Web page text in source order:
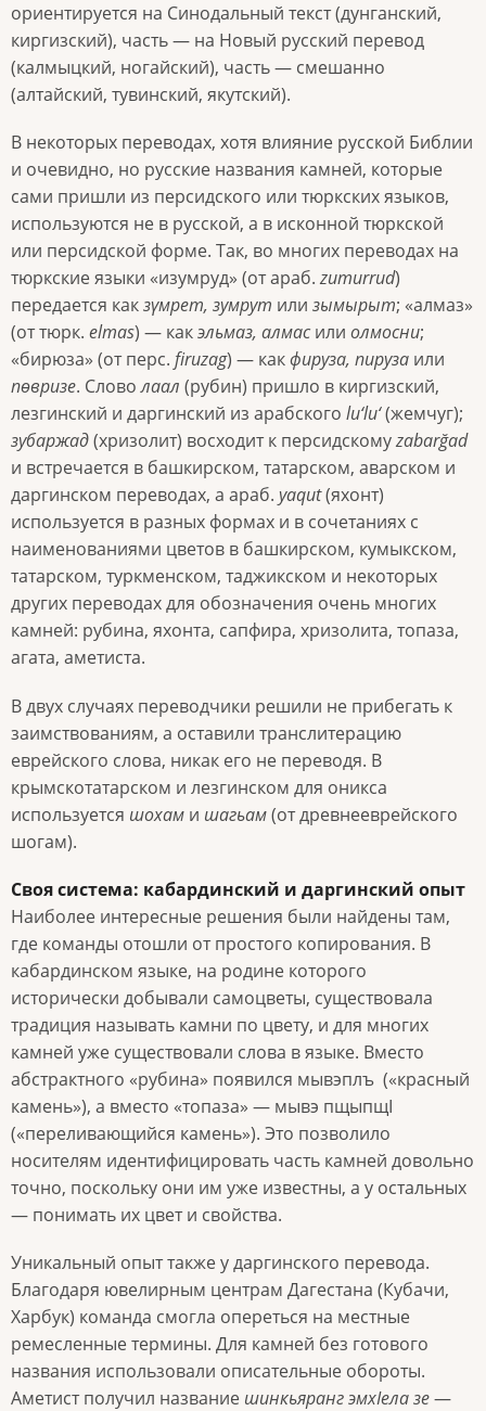
ориентируется на Синодальный текст (дунганский,
киргизский), часть — на Новый русский перевод
(калмыцкий, ногайский), часть — смешанно
(алтайский, тувинский, якутский).
В некоторых переводах, хотя влияние русской Библии
и очевидно, но русские названия камней, которые
сами пришли из персидского или тюркских языков,
используются не в русской, а в исконной тюркской
или персидской форме. Так, во многих переводах на
тюркские языки «изумруд» (от араб.zumurrud)
передается какзүмрет, зумрут или зымырыт; «алмаз»
(от тюрк. elmas) — какэльмаз, алмасили олмосни;
«бирюза» (от перс. firuzag) — какфируза, пируза или
пөвризе. Словолаал (рубин) пришло в киргизский,
лезгинский и даргинский из арабского lu‘lu‘(жемчуг);
зубаржад(хризолит) восходит к персидскомуzabarğad
и встречается в башкирском, татарском, аварском и
даргинском переводах, а араб. yaqut(яхонт)
используется в разных формах и в сочетаниях с
наименованиями цветов в башкирском, кумыкском,
татарском, туркменском, таджикском и некоторых
других переводах для обозначения очень многих
камней: рубина, яхонта, сапфира, хризолита, топаза,
агата, аметиста.
В двух случаях переводчики решили не прибегать к
заимствованиям, а оставили транслитерацию
еврейского слова, никак его не переводя. В
крымскотатарском и лезгинском для оникса
используется шохам и шагьам(от древнееврейского
шогам).
Своя система: кабардинский и даргинский опыт
Наиболее интересные решения были найдены там,
где команды отошли от простого копирования. В
кабардинском языке, на родине которого
исторически добывали самоцветы, существовала
традиция называть камни по цвету, и для многих
камней уже существовали слова в языке. Вместо
абстрактного «рубина» появился мывэплъ («красный
камень»), а вместо «топаза» — мывэ пщыпщI
(«переливающийся камень»). Это позволило
носителям идентифицировать часть камней довольно
точно, поскольку они им уже известны, а у остальных
— понимать их цвет и свойства.
Уникальный опыт также у даргинского перевода.
Благодаря ювелирным центрам Дагестана (Кубачи,
Харбук) команда смогла опереться на местные
ремесленные термины. Для камней без готового
названия использовали описательные обороты.
Аметист получил название шинкьяранг эмхIела зе—